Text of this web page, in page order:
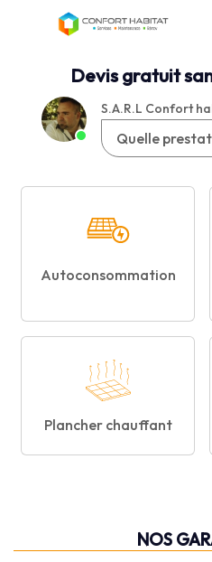
Devis gratuit
S.A.R.L Confort
Quelle
Autoconsommation
Plancher chauffant
NOS